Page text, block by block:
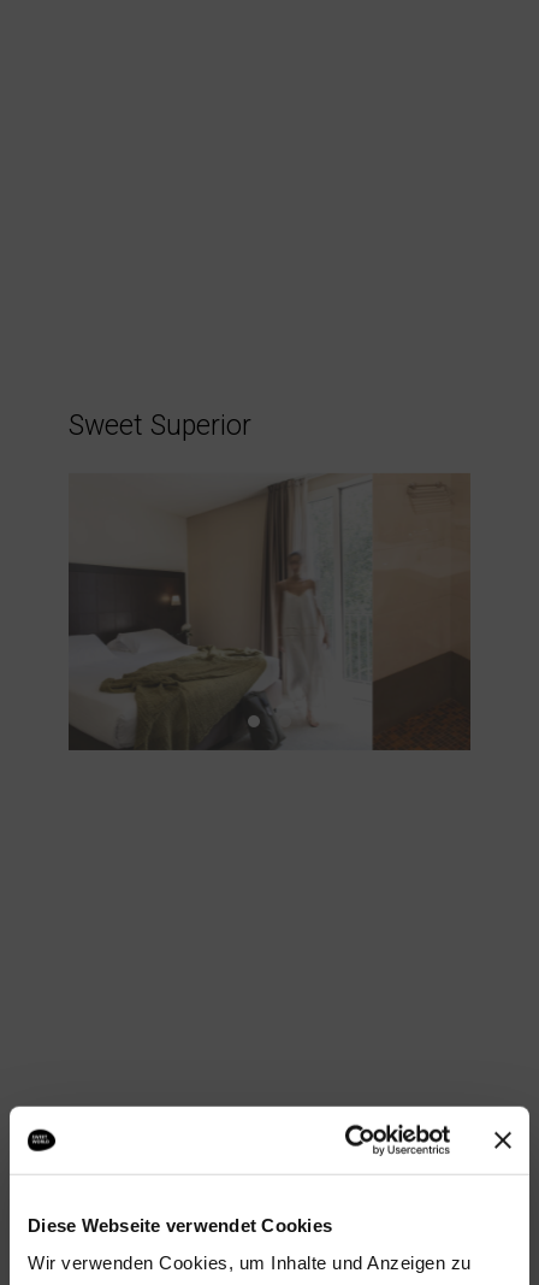
Diese Webseite verwendet Cookies
Wir verwenden Cookies, um Inhalte und Anzeigen zu
Sweet Superior
JETZT BUCHEN
Sweet Junior Suite